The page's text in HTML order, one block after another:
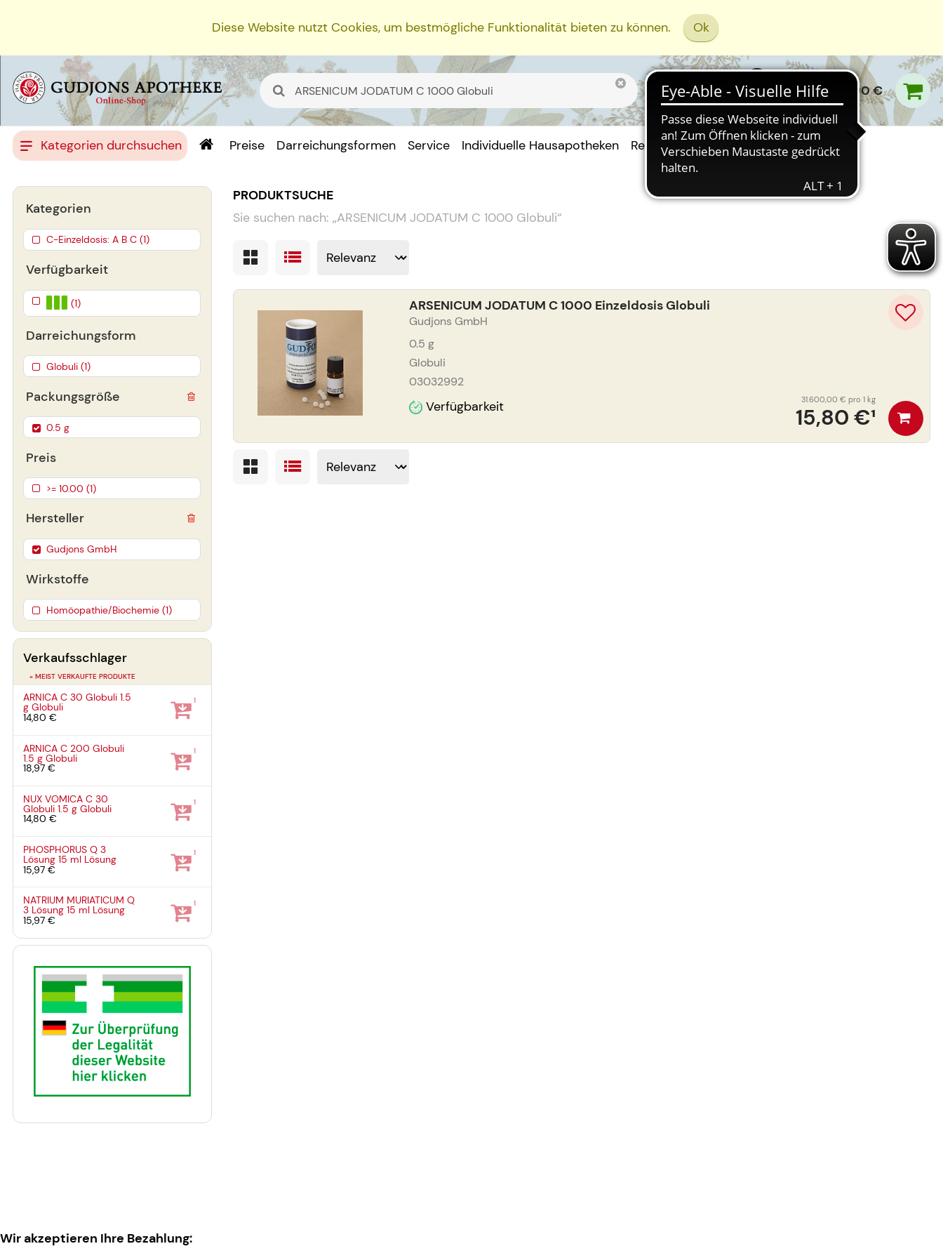
Diese Website nutzt Cookies, um bestmögliche Funktionalität bieten zu können. Ok
0,00 €
Kategorien durchsuchen Preise Darreichungsformen Service Individuelle Hausapotheken Rezept Einreichen
PRODUKTSUCHE
Sie suchen nach: „ARSENICUM JODATUM C 1000 Globuli“
ARSENICUM JODATUM C 1000 Einzeldosis Globuli
Gudjons GmbH
0.5 g
Globuli
03032992
Verfügbarkeit 15,80 €¹
31.600,00 € pro 1 kg
Verfügbarkeit
(1)
Darreichungsform
Globuli (1)
Packungsgröße
0.5 g
Preis
>= 10.00 (1)
Hersteller
Gudjons GmbH
Wirkstoffe
Homöopathie/Biochemie (1)
Kategorien
C-Einzeldosis: A B C (1)
Verkaufsschlager
» MEIST VERKAUFTE PRODUKTE
ARNICA C 30 Globuli1.5
gGlobuli
14,80 €
1
ARNICA C 200 Globuli
1.5 gGlobuli
18,97 €
1
NUX VOMICA C 30
Globuli1.5 gGlobuli
14,80 €
1
PHOSPHORUS Q 3
Lösung15 ml Lösung
15,97 €
1
NATRIUM MURIATICUM Q
3 Lösung15 ml Lösung
15,97 €
1
Wir akzeptieren Ihre Bezahlung: